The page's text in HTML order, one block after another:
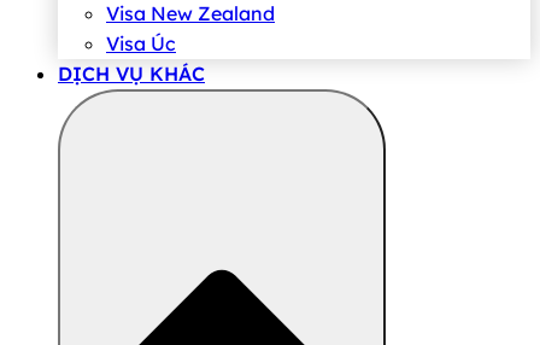
Visa New Zealand
Visa Úc
DỊCH VỤ KHÁC